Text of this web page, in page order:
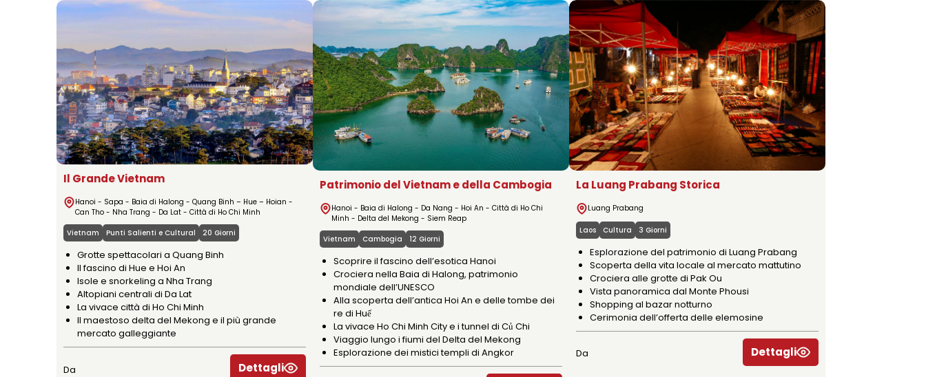
CHI SIAMO VIETNAMSTAY I NOSTRI SERVIZI
Il Grande Vietnam
Hanoi - Sapa - Baia di Halong - Quang Binh – Hue – Hoian -
Can Tho - Nha Trang - Da Lat - Città di Ho Chi Minh
Vietnam
Punti Salienti e Cultural 20 Giorni
Grotte spettacolari a Quang Binh
Il fascino di Hue e Hoi An
Isole e snorkeling a Nha Trang
Altopiani centrali di Da Lat
La vivace città di Ho Chi Minh
Il maestoso delta del Mekong e il più grande
mercato galleggiante
Da Dettagli
Patrimonio del Vietnam e della Cambogia
Hanoi - Baia di Halong - Da Nang - Hoi An - Città di Ho Chi
Minh - Delta del Mekong - Siem Reap
Vietnam
Cambogia 12 Giorni
Scoprire il fascino dell’esotica Hanoi
Crociera nella Baia di Halong, patrimonio
mondiale dell’UNESCO
Alla scoperta dell’antica Hoi An e delle tombe dei
re di Huế
La vivace Ho Chi Minh City e i tunnel di Củ Chi
Viaggio lungo i fiumi del Delta del Mekong
Esplorazione dei mistici templi di Angkor
La Luang Prabang Storica
Luang Prabang
Laos Cultura 3 Giorni
Esplorazione del patrimonio di Luang Prabang
Scoperta della vita locale al mercato mattutino
Crociera alle grotte di Pak Ou
Vista panoramica dal Monte Phousi
Shopping al bazar notturno
Cerimonia dell’offerta delle elemosine
Da Dettagli